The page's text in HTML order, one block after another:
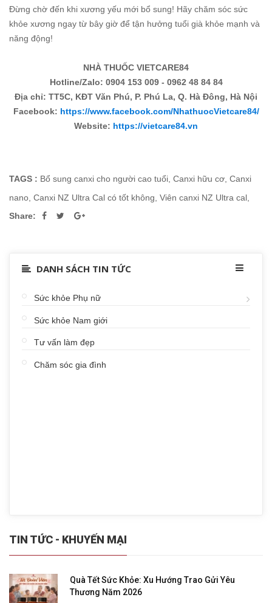
Đừng chờ đến khi xương yếu mới bổ sung! Hãy chăm sóc sức
khỏe xương ngay từ bây giờ để tận hưởng tuổi già khỏe mạnh và
năng động!
NHÀ THUỐC VIETCARE84
Hotline/Zalo: 0904 153 009 - 0962 48 84 84
Địa chỉ: TT5C, KĐT Văn Phú, P. Phú La, Q. Hà Đông, Hà Nội
Facebook: https://www.facebook.com/NhathuocVietcare84/
Website: https://vietcare84.vn
TAGS : Bổ sung canxi cho người cao tuổi Canxi hữu cơ Canxi
nano Canxi NZ Ultra Cal có tốt không Viên canxi NZ Ultra cal
Share:
DANH SÁCH TIN TỨC
Sức khỏe Phụ nữ
Sức khỏe Nam giới
Tư vấn làm đẹp
Chăm sóc gia đình
TIN TỨC - KHUYẾN MẠI
Quà Tết Sức Khỏe: Xu Hướng Trao Gửi Yêu
Thương Năm 2026